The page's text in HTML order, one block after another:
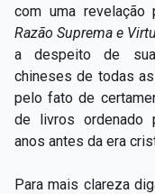
com uma revelação
Razão Suprema e
a despeito de sua
chineses de todas
pelo fato de
de livros ordenado
anos antes da era
Para mais clareza